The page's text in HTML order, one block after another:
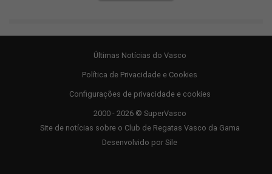
Últimas Notícias do Vasco
Política de Privacidade e Cookies
Configurações de privacidade e cookies
2000 - 2026 © SuperVasco
Site de notícias sobre o Club de Regatas Vasco da Gama
Desenvolvido por Sile